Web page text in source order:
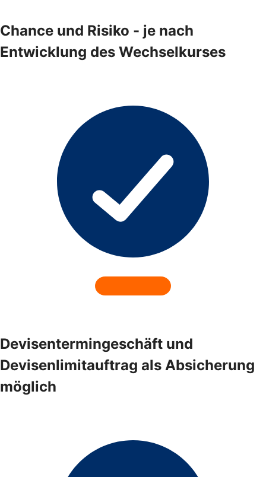
Chance und Risiko - je nach
Entwicklung des Wechselkurses
Devisentermingeschäft und
Devisenlimitauftrag als Absicherung
möglich